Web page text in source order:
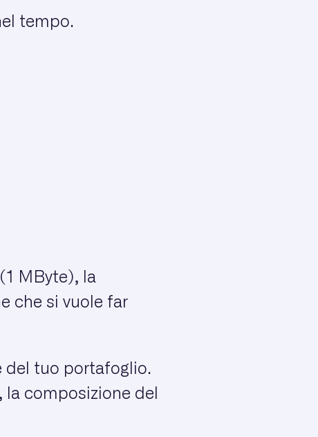
tempo.
MByte), la
che si vuole far
del tuo portafoglio.
composizione del